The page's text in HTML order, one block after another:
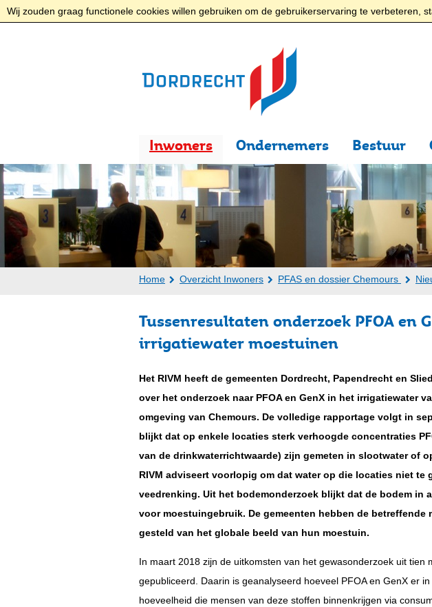
Wij zouden graag functionele cookies willen gebruiken om de gebruikerservaring te verbeteren,
Inwoners Ondernemers Bestuur
Home Overzicht Inwoners PFAS en dossier Chemours
Tussenresultaten onderzoek PFOA en
irrigatiewater moestuinen
Het RIVM heeft de gemeenten Dordrecht, Papendrecht en
over het onderzoek naar PFOA en GenX in het irrigatiewater
omgeving van Chemours. De volledige rapportage volgt in
blijkt dat op enkele locaties sterk verhoogde concentraties
van de drinkwaterrichtwaarde) zijn gemeten in slootwater of
RIVM adviseert voorlopig om dat water op die locaties niet te
veedrenking. Uit het bodemonderzoek blijkt dat de bodem in
voor moestuingebruik. De gemeenten hebben de betreffende
gesteld van het globale beeld van hun moestuin.
In maart 2018 zijn de uitkomsten van het gewasonderzoek uit tien
gepubliceerd. Daarin is geanalyseerd hoeveel PFOA en GenX er
hoeveelheid die mensen van deze stoffen binnenkrijgen via